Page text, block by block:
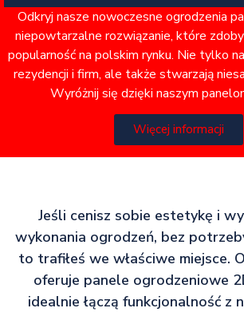
Odkryj nasze nowoczesne ogrodzenia
niepowtarzalne rozwiązanie, które
popularność na polskim rynku. Nie tylko
rezydencji i firm, ale także stwarzają
Wyróżnij się dzięki naszym
Więcej informacji
Jeśli cenisz sobie estetykę i
wykonania ogrodzeń, bez
to trafiłeś we właściwe miejsce.
oferuje panele ogrodzeniowe
idealnie łączą funkcjonalność z